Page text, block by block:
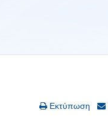
Εκτύπωση